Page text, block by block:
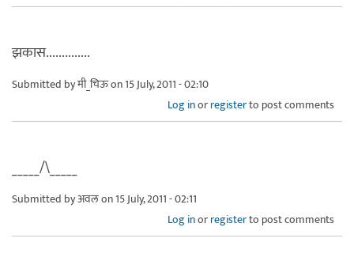
झकास..............
Submitted byमी_चिऊon 15 July, 2011 - 02:10
Log inorregisterto post comments
_____/\_____
Submitted byअवलon 15 July, 2011 - 02:11
Log inorregisterto post comments